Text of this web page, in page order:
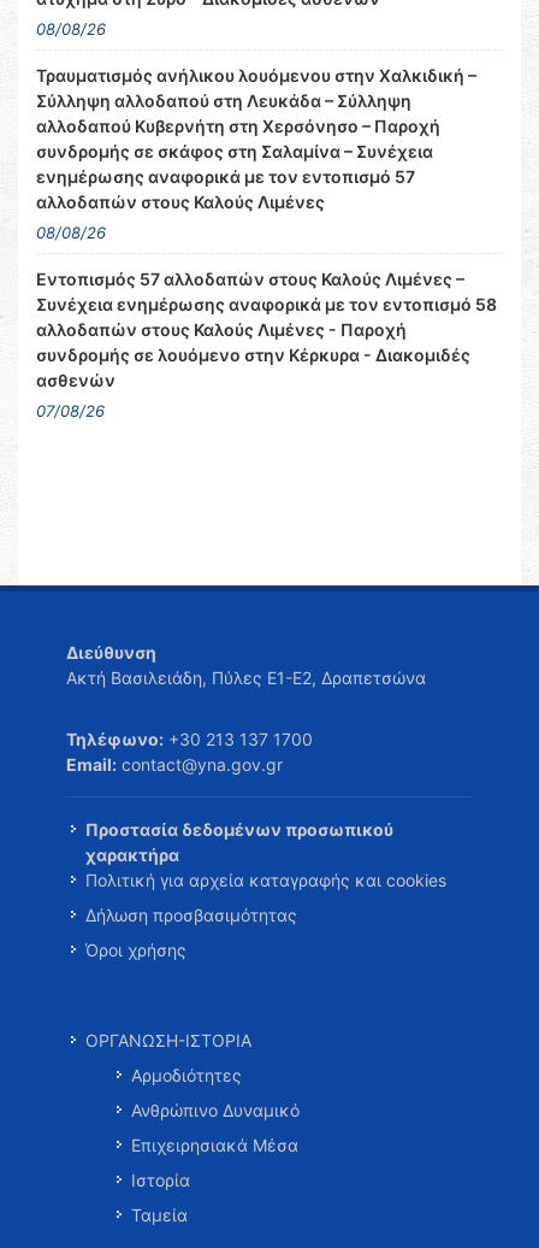
08/08/26
Τραυματισμός ανήλικου λουόμενου στην Χαλκιδική –
Σύλληψη αλλοδαπού στη Λευκάδα – Σύλληψη
αλλοδαπού Κυβερνήτη στη Χερσόνησο – Παροχή
συνδρομής σε σκάφος στη Σαλαμίνα – Συνέχεια
ενημέρωσης αναφορικά με τον εντοπισμό 57
αλλοδαπών στους Καλούς Λιμένες
08/08/26
Εντοπισμός 57 αλλοδαπών στους Καλούς Λιμένες –
Συνέχεια ενημέρωσης αναφορικά με τον εντοπισμό 58
αλλοδαπών στους Καλούς Λιμένες - Παροχή
συνδρομής σε λουόμενο στην Κέρκυρα - Διακομιδές
ασθενών
07/08/26
Διεύθυνση
Ακτή Βασιλειάδη, Πύλες Ε1-Ε2, Δραπετσώνα
Τηλέφωνο: +30 213 137 1700
Email: contact@yna.gov.gr
Προστασία δεδομένων προσωπικού
χαρακτήρα
Πολιτική για αρχεία καταγραφής και cookies
Δήλωση προσβασιμότητας
Όροι χρήσης
ΟΡΓΑΝΩΣΗ-ΙΣΤΟΡΙΑ
Αρμοδιότητες
Ανθρώπινο Δυναμικό
Επιχειρησιακά Μέσα
Ιστορία
Ταμεία